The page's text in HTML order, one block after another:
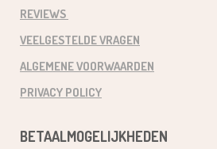
REVIEWS
VEELGESTELDE VRAGEN
ALGEMENE VOORWAARDEN
PRIVACY POLICY
BETAALMOGELIJKHEDEN